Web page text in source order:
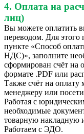
4. Оплата на
лиц)
Вы можете оплатить
переводом. Для этого
пункте «Способ
НДС)», заполните
сформирован счёт на
формате .PDF или
Также счёт на оплату
менеджеру или
Работая с
необходимые
товарную
Работаем с ЭДО.